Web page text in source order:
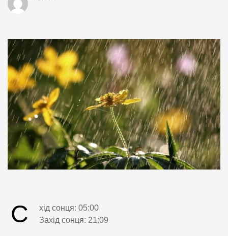
С
хід сонця: 05:00
Захід сонця: 21:09